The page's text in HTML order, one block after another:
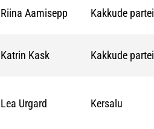
Riina Aamisepp Kakkude partei
Katrin Kask Kakkude partei
Lea Urgard Kersalu